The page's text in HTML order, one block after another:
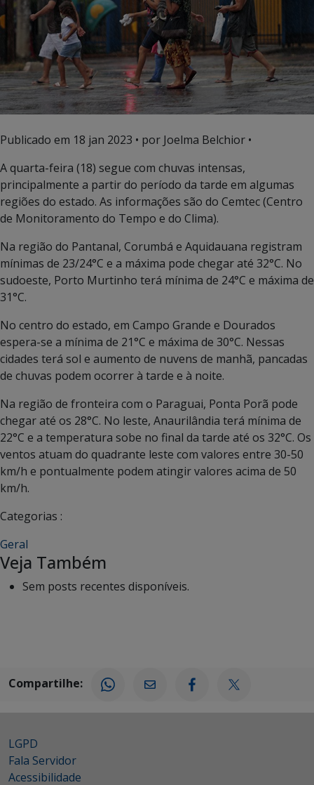
Publicado em 18 jan 2023 • por Joelma Belchior •
A quarta-feira (18) segue com chuvas intensas,
principalmente a partir do período da tarde em algumas
regiões do estado. As informações são do Cemtec (Centro
de Monitoramento do Tempo e do Clima).
Na região do Pantanal, Corumbá e Aquidauana registram
mínimas de 23/24°C e a máxima pode chegar até 32°C. No
sudoeste, Porto Murtinho terá mínima de 24°C e máxima de
31°C.
No centro do estado, em Campo Grande e Dourados
espera-se a mínima de 21°C e máxima de 30°C. Nessas
cidades terá sol e aumento de nuvens de manhã, pancadas
de chuvas podem ocorrer à tarde e à noite.
Na região de fronteira com o Paraguai, Ponta Porã pode
chegar até os 28°C. No leste, Anaurilândia terá mínima de
22°C e a temperatura sobe no final da tarde até os 32°C. Os
ventos atuam do quadrante leste com valores entre 30-50
km/h e pontualmente podem atingir valores acima de 50
km/h.
Categorias :
Geral
Veja Também
Sem posts recentes disponíveis.
Compartilhe:
LGPD
Fala Servidor
Acessibilidade